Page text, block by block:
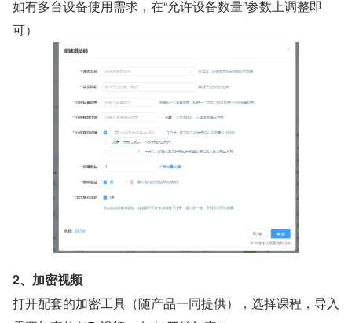
如有多台设备使用需求，在“允许设备数量”参数上调整即
可）
2、加密视频
打开配套的加密工具（随产品一同提供），选择课程，导入